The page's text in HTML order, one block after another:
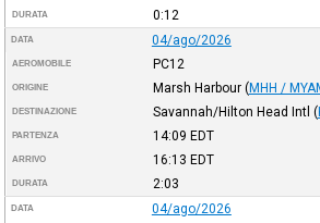
DURATA 0:12
DATA 04/ago/2026
AEROMOBILE PC12
ORIGINE Marsh Harbour (MHH /
DESTINAZIONE Savannah/Hilton Head Intl (
PARTENZA 14:09 EDT
ARRIVO 16:13 EDT
DURATA 2:03
DATA 04/ago/2026